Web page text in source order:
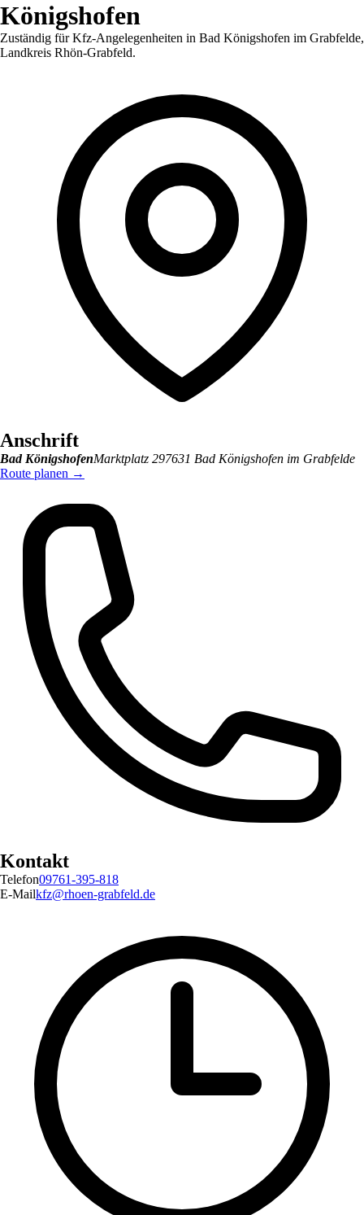
Königshofen
Zuständig für Kfz-Angelegenheiten in Bad Königshofen im Grabfelde,
Landkreis Rhön-Grabfeld.
Anschrift
Bad KönigshofenMarktplatz 297631 Bad Königshofen im Grabfelde
Route planen →
Kontakt
Telefon09761-395-818
E-Mailkfz@rhoen-grabfeld.de